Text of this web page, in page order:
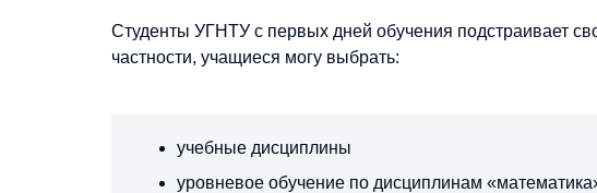
Студенты УГНТУ с первых дней обучения подстраивает
частности, учащиеся могу выбрать:
учебные дисциплины
уровневое обучение по дисциплинам